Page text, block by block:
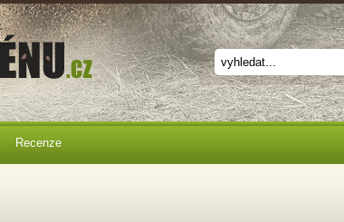
Recenze